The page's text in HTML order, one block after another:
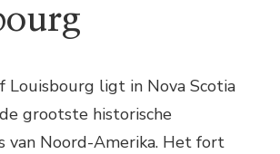
Louisbourg ligt in Nova Scotia
grootste historische
van Noord-Amerika. Het fort